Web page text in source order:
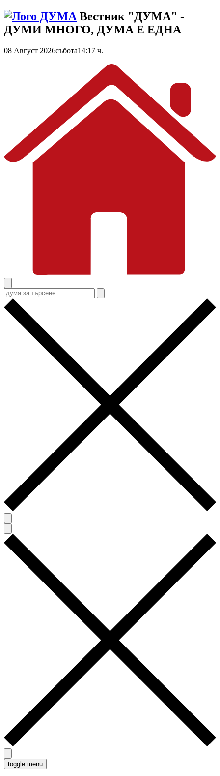
Вестник "ДУМА" -
ДУМИ МНОГО, ДУМА Е ЕДНА
08 Август 2026събота14:17 ч.
toggle menu